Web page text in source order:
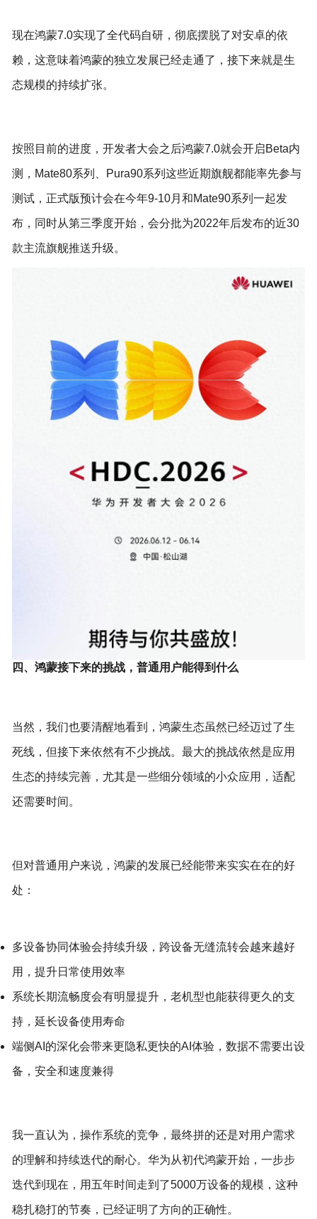
现在鸿蒙7.0实现了全代码自研，彻底摆脱了对安卓的依
赖，这意味着鸿蒙的独立发展已经走通了，接下来就是生
态规模的持续扩张。
按照目前的进度，开发者大会之后鸿蒙7.0就会开启Beta内
测，Mate80系列、Pura90系列这些近期旗舰都能率先参与
测试，正式版预计会在今年9-10月和Mate90系列一起发
布，同时从第三季度开始，会分批为2022年后发布的近30
款主流旗舰推送升级。
四、鸿蒙接下来的挑战，普通用户能得到什么
当然，我们也要清醒地看到，鸿蒙生态虽然已经迈过了生
死线，但接下来依然有不少挑战。最大的挑战依然是应用
生态的持续完善，尤其是一些细分领域的小众应用，适配
还需要时间。
但对普通用户来说，鸿蒙的发展已经能带来实实在在的好
处：
多设备协同体验会持续升级，跨设备无缝流转会越来越好
用，提升日常使用效率
系统长期流畅度会有明显提升，老机型也能获得更久的支
持，延长设备使用寿命
端侧AI的深化会带来更隐私更快的AI体验，数据不需要出设
备，安全和速度兼得
我一直认为，操作系统的竞争，最终拼的还是对用户需求
的理解和持续迭代的耐心。华为从初代鸿蒙开始，一步步
迭代到现在，用五年时间走到了5000万设备的规模，这种
稳扎稳打的节奏，已经证明了方向的正确性。